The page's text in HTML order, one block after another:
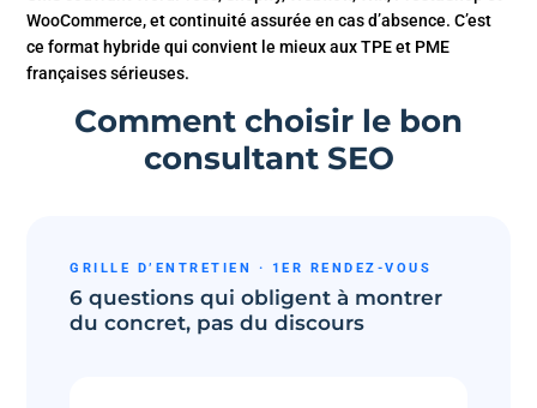
WooCommerce, et continuité assurée en cas d’absence. C’est
ce format hybride qui convient le mieux aux TPE et PME
françaises sérieuses.
Comment choisir le bon
consultant SEO
GRILLE D’ENTRETIEN · 1ER RENDEZ-VOUS
6 questions qui obligent à montrer
du concret, pas du discours